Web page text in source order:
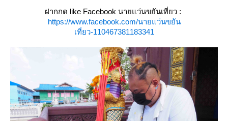
ฝากกด like Facebook นายแว่นขยันเที่ยว :
https://www.facebook.com/นายแว่นขยัน
เที่ยว-110467381183341